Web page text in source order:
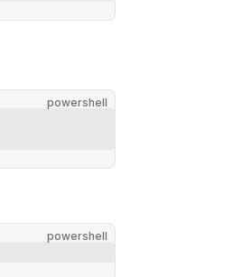
powershell
powershell